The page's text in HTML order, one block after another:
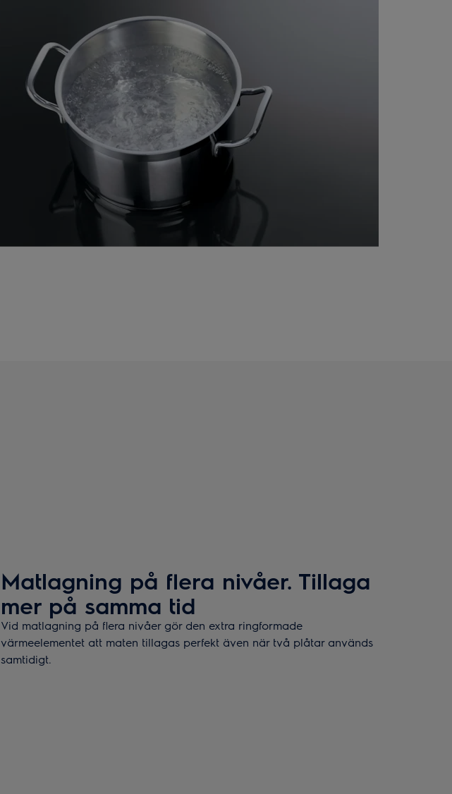
Matlagning på flera nivåer. Tillaga
mer på samma tid
Vid matlagning på flera nivåer gör den extra ringformade
värmeelementet att maten tillagas perfekt även när två plåtar används
samtidigt.